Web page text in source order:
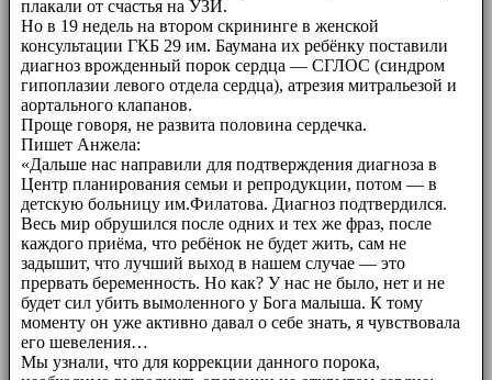
плакали от счастья на УЗИ.
Но в 19 недель на втором скрининге в женской
консультации ГКБ 29 им. Баумана их ребёнку поставили
диагноз врожденный порок сердца — СГЛОС (синдром
гипоплазии левого отдела сердца), атрезия митральезой и
аортального клапанов.
Проще говоря, не развита половина сердечка.
Пишет Анжела:
«Дальше нас направили для подтверждения диагноза в
Центр планирования семьи и репродукции, потом — в
детскую больницу им.Филатова. Диагноз подтвердился.
Весь мир обрушился после одних и тех же фраз, после
каждого приёма, что ребёнок не будет жить, сам не
задышит, что лучший выход в нашем случае — это
прервать беременность. Но как? У нас не было, нет и не
будет сил убить вымоленного у Бога малыша. К тому
моменту он уже активно давал о себе знать, я чувствовала
его шевеления…
Мы узнали, что для коррекции данного порока,